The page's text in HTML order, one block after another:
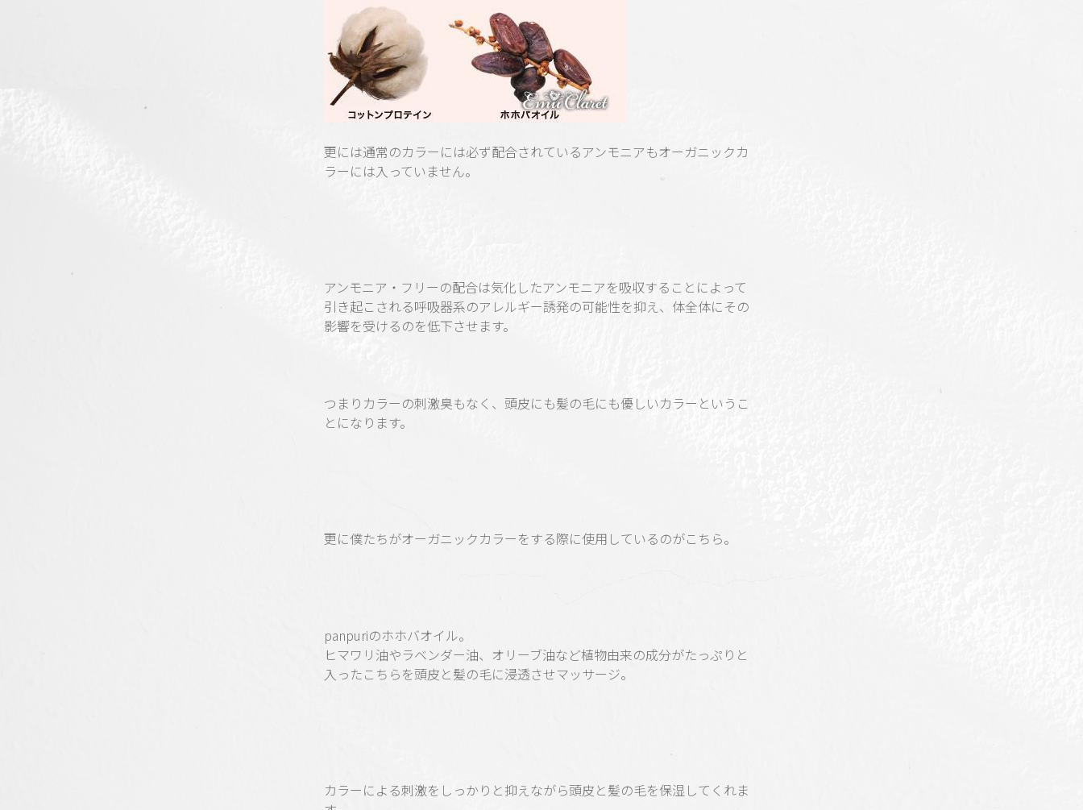
更には通常のカラーには必ず配合されているアンモニアもオーガニックカ
ラーには入っていません。
アンモニア・フリーの配合は気化したアンモニアを吸収することによって
引き起こされる呼吸器系のアレルギー誘発の可能性を抑え、体全体にその
影響を受けるのを低下させます。
つまりカラーの刺激臭もなく、頭皮にも髪の毛にも優しいカラーというこ
とになります。
更に僕たちがオーガニックカラーをする際に使用しているのがこちら。
panpuriのホホバオイル。
ヒマワリ油やラベンダー油、オリーブ油など植物由来の成分がたっぷりと
入ったこちらを頭皮と髪の毛に浸透させマッサージ。
カラーによる刺激をしっかりと抑えながら頭皮と髪の毛を保湿してくれま